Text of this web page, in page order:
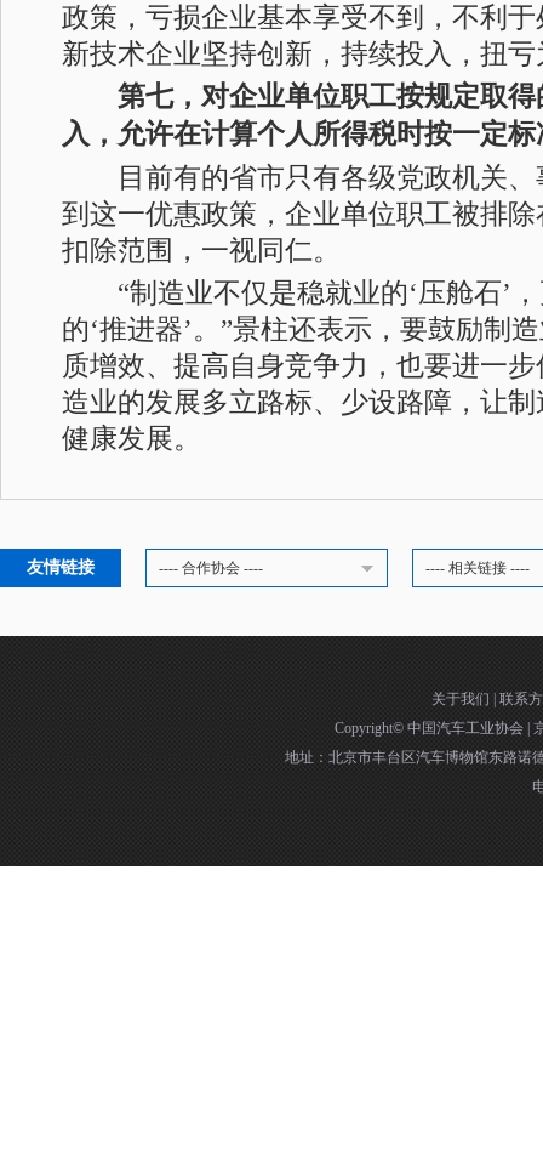
政策，亏损企业基本享受不到，不利
新技术企业坚持创新，持续投入，扭
第七，对企业单位职工按规定取得
入，允许在计算个人所得税时按一定
目前有的省市只有各级党政机关、
到这一优惠政策，企业单位职工被排
扣除范围，一视同仁。
“制造业不仅是稳就业的‘压舱石’，
的‘推进器’。”景柱还表示，要鼓励制
质增效、提高自身竞争力，也要进一
造业的发展多立路标、少设路障，让
健康发展。
友情链接 ---- 合作协会 ---- ---- 相关链接 ----
关于我们
联系
Copyright© 中国汽车工业协会
地址：北京市丰台区汽车博物馆东路诺